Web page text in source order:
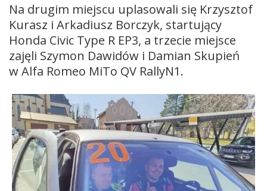
Na drugim miejscu uplasowali się Krzysztof
Kurasz i Arkadiusz Borczyk, startujący
Honda Civic Type R EP3, a trzecie miejsce
zajęli Szymon Dawidów i Damian Skupień
w Alfa Romeo MiTo QV RallyN1.